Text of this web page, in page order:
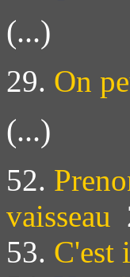
(...)
29. On
(...)
52.
vaisseau
53. C'est